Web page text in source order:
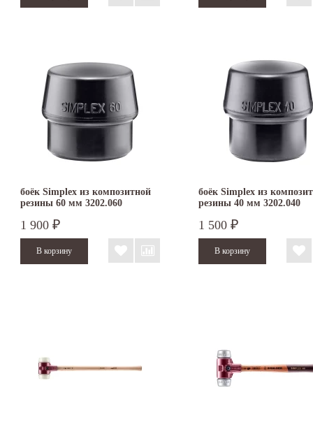
боёк Simplex из композитной
резины 60 мм 3202.060
1 900 ₽
боёк Simplex из
резины 40 мм 3202.040
1 500 ₽